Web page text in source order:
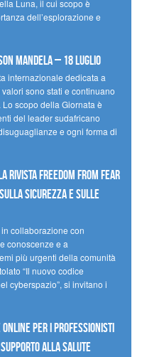
Luna, il cui scopo è
dell’esplorazione e
Mandela – 18 luglio
internazionale dedicata a
sono stati e continuano
scopo della Giornata è
del leader sudafricano
e ogni forma di
Rivista Freedom From Fear
sicurezza e sulle
collaborazione con
conoscenze e a
più urgenti della comunità
“Il nuovo codice
cyberspazio”, si invitano i
online per i professionisti
supporto alla salute